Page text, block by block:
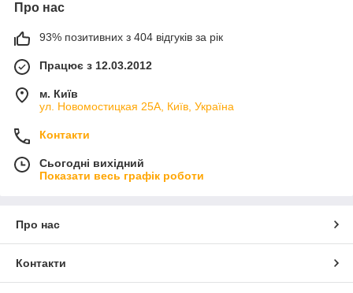
Про нас
93% позитивних з 404 відгуків за рік
Працює з 12.03.2012
м. Київ
ул. Новомостицкая 25А, Київ, Україна
Контакти
Сьогодні вихідний
Показати весь графік роботи
Про нас
Контакти